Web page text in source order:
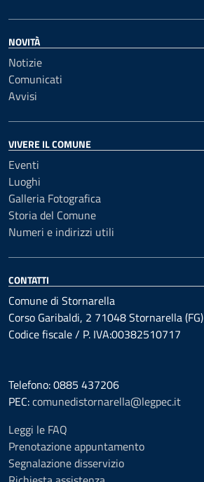
NOVITÀ
Notizie
Comunicati
Avvisi
VIVERE IL COMUNE
Eventi
Luoghi
Galleria Fotografica
Storia del Comune
Numeri e indirizzi utili
CONTATTI
Comune di Stornarella
Corso Garibaldi, 2 71048 Stornarella (FG)
Codice fiscale / P. IVA:00382510717
Telefono: 0885 437206
PEC:comunedistornarella@legpec.it
Leggi le FAQ
Prenotazione appuntamento
Segnalazione disservizio